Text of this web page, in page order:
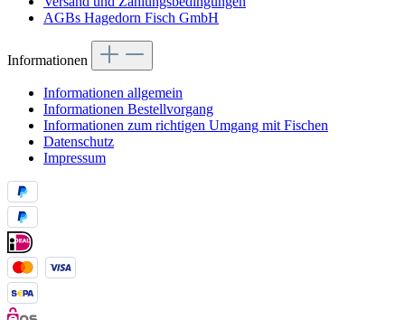
AGBs Hagedorn Fisch GmbH
Informationen
Informationen allgemein
Informationen Bestellvorgang
Informationen zum richtigen Umgang mit Fischen
Datenschutz
Impressum